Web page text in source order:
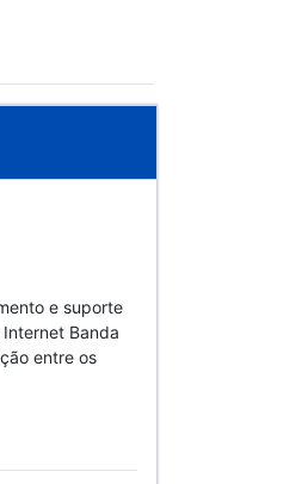
e suporte
Banda
entre os